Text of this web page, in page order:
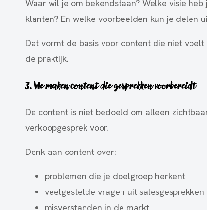
Waar wil je om bekendstaan? Welke visie
klanten? En welke voorbeelden kun je delen
Dat vormt de basis voor content die niet
de praktijk.
3. We maken content die gesprekken voorbereidt
De content is niet bedoeld om alleen
verkoopgesprek voor.
Denk aan content over:
problemen die je doelgroep herkent
veelgestelde vragen uit salesgesprekken
misverstanden in de markt